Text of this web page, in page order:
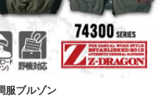
服ブルゾン